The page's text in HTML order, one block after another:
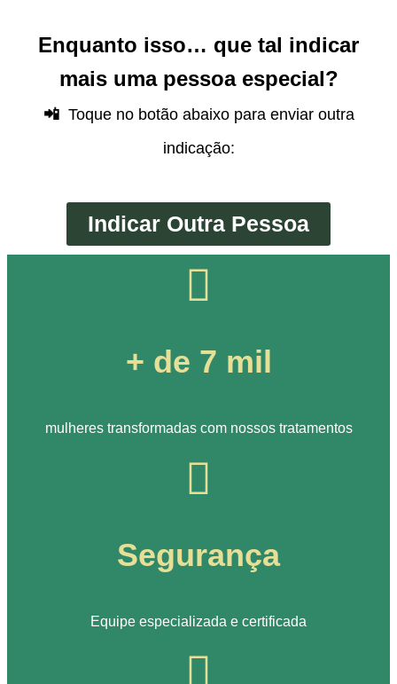
Enquanto isso… que tal indicar
mais uma pessoa especial?
📲 Toque no botão abaixo para enviar outra
indicação:
Indicar Outra Pessoa
+ de 7 mil
mulheres transformadas com nossos tratamentos
Segurança
Equipe especializada e certificada